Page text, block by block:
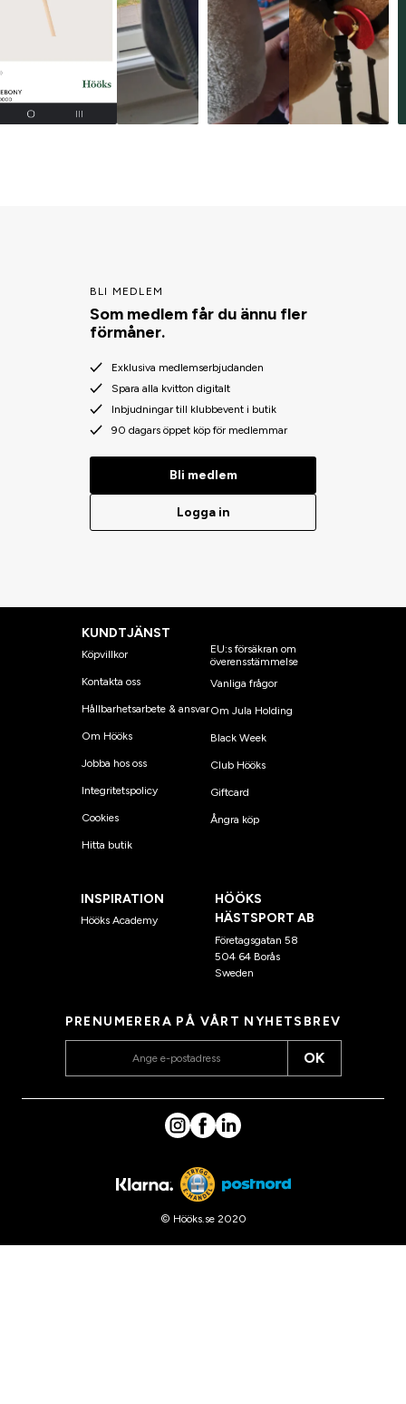
BLI MEDLEM
Som medlem får du ännu fler
förmåner.
Exklusiva medlemserbjudanden
Spara alla kvitton digitalt
Inbjudningar till klubbevent i butik
90 dagars öppet köp för medlemmar
Bli medlem
Logga in
KUNDTJÄNST
Köpvillkor
Kontakta oss
Hållbarhetsarbete & ansvar
Om Hööks
Jobba hos oss
Integritetspolicy
Cookies
Hitta butik
EU:s försäkran om
överensstämmelse
Vanliga frågor
Om Jula Holding
Black Week
Club Hööks
Giftcard
Ångra köp
INSPIRATION
Hööks Academy
HÖÖKS
HÄSTSPORT AB
Företagsgatan 58
504 64 Borås
Sweden
PRENUMERERA PÅ VÅRT NYHETSBREV
OK
© Hööks.se 2020